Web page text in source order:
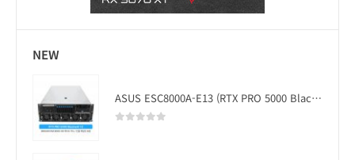
NEW
ASUS ESC8000A-E13 (RTX PRO 5000 Blackwell x2)